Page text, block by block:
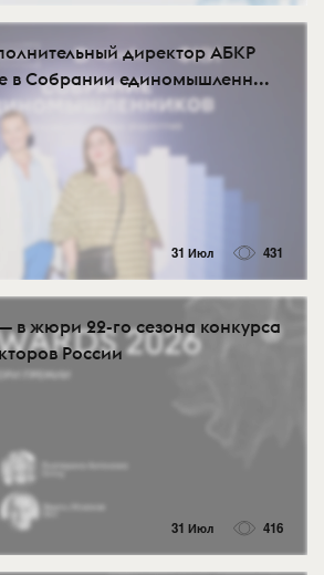
директор АБКР
в Собрании единомышленн...
31 Июл 431
в жюри 22-го сезона конкурса
России
31 Июл 416